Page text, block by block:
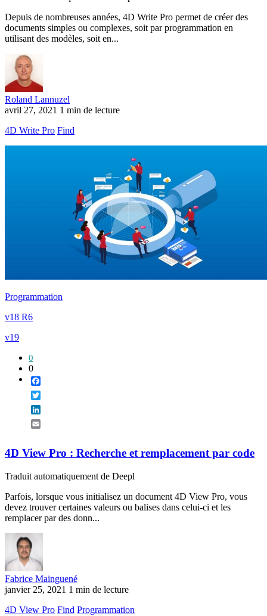
Depuis de nombreuses années, 4D Write Pro permet de créer des
documents simples ou complexes, soit par programmation en
utilisant des modèles, soit en...
Roland Lannuzel
avril 27, 2021 1 min de lecture
4D Write Pro Find
Programmation
v18 R6
v19
0
0
4D View Pro : Recherche et remplacement par code
Traduit automatiquement de Deepl
Parfois, lorsque vous initialisez un document 4D View Pro, vous
devez trouver certaines valeurs ou balises dans celui-ci et les
remplacer par des donn...
Fabrice Mainguené
janvier 25, 2021 1 min de lecture
4D View Pro Find Programmation